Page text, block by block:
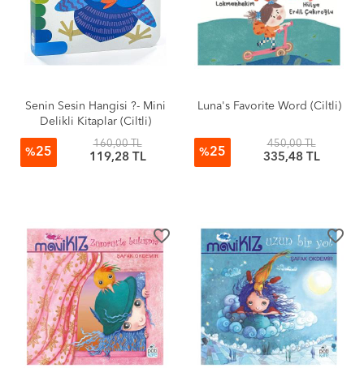
Senin Sesin Hangisi ?- Mini
Delikli Kitaplar (Ciltli)
%25
160,00 TL
119,28 TL
Luna's Favorite Word (Ciltli)
%25
450,00 TL
335,48 TL
favorite_border favorite_border